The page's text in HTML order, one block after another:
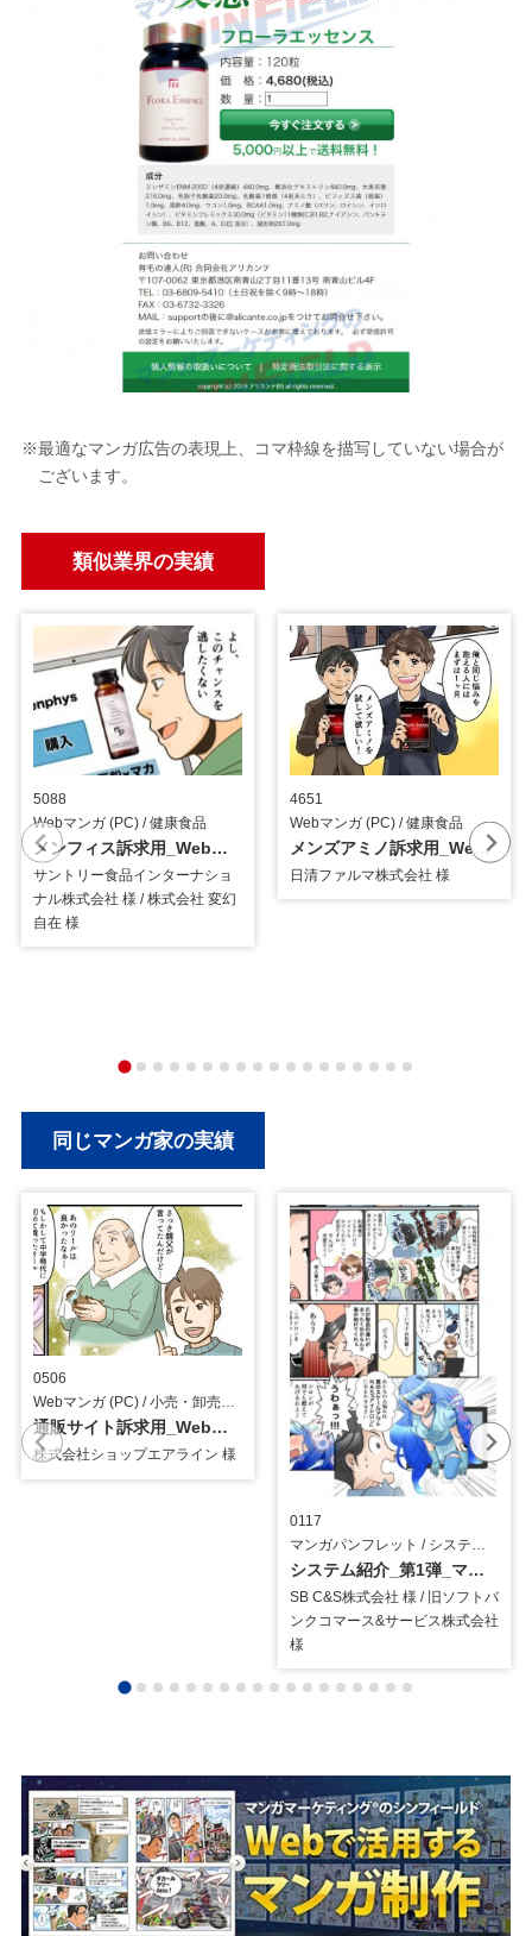
※最適なマンガ広告の表現上、コマ枠線を描写していない場合が
ございます。
類似業界の実績
5088
Webマンガ (PC) / 健康食品
メンフィス訴求用_Webマンガ
サントリー食品インターナショ
ナル株式会社 様 / 株式会社 変幻
自在 様
4651
Webマンガ (PC) / 健康食品
メンズアミノ訴求用_Webマンガ
日清ファルマ株式会社 様
同じマンガ家の実績
0506
Webマンガ (PC) / 小売・卸売・店舗
通販サイト訴求用_Webマンガ
株式会社ショップエアライン 様
0117
マンガパンフレット / システム・ツール
システム紹介_第1弾_マンガパンフレット
SB C&S株式会社 様 / 旧ソフトバ
ンクコマース&サービス株式会社
様